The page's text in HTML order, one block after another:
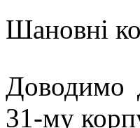
Шановні
Доводимо
31-му